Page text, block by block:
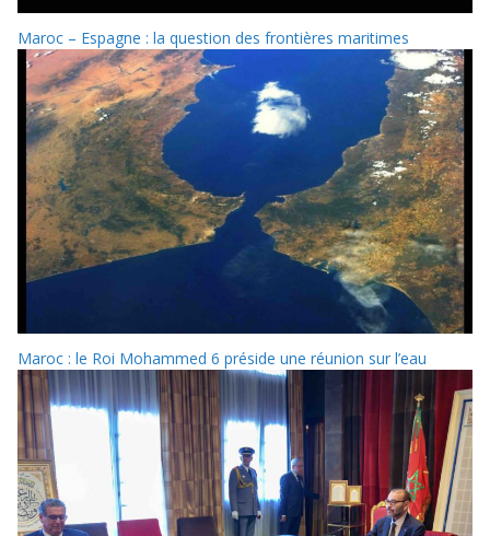
Maroc – Espagne : la question des frontières maritimes
Maroc : le Roi Mohammed 6 préside une réunion sur l’eau